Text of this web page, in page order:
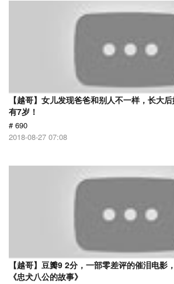
【越哥】女儿发现爸爸和别人不一样，长大
有7岁！
# 690
2018-08-27 07:08
【越哥】豆瓣9 2分，一部零差评的催泪电影
《忠犬八公的故事》